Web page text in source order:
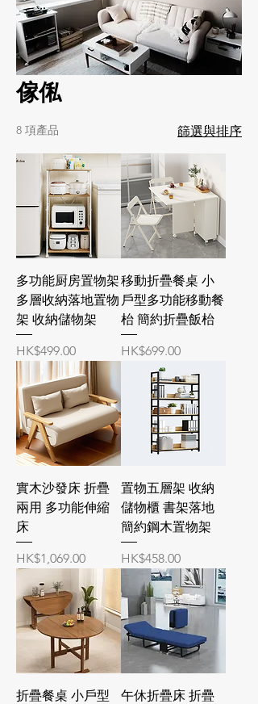
傢俬
8 項產品 篩選與排序
多功能厨房置物架
多層收納落地置物
架 收納儲物架
價格
HK$499.00
移動折疊餐桌 小
戶型多功能移動餐
枱 簡約折疊飯枱
價格
HK$699.00
實木沙發床 折疊
兩用 多功能伸縮
床
價格
HK$1,069.00
置物五層架 收納
儲物櫃 書架落地
簡約鋼木置物架
價格
HK$458.00
折疊餐桌 小戶型
午休折疊床 折疊